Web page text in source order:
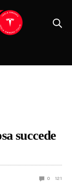
succede
0 121